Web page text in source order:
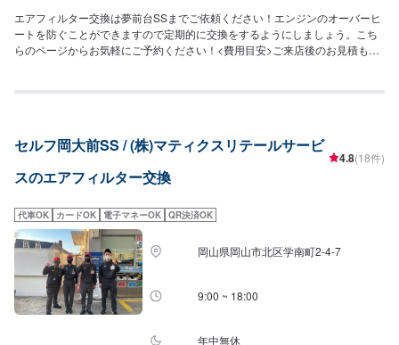
エアフィルター交換は夢前台SSまでご依頼ください！エンジンのオーバーヒ
ートを防ぐことができますので定期的に交換をするようにしましょう。こち
らのページからお気軽にご予約ください！<費用目安>ご来店後のお見積もり
セルフ岡大前SS / (株)マティクスリテールサービ
スのエアフィルター交換
4.8(18件)
代車OK カードOK 電子マネーOK QR決済OK
岡山県岡山市北区学南町2-4-7
9:00 ~ 18:00
年中無休